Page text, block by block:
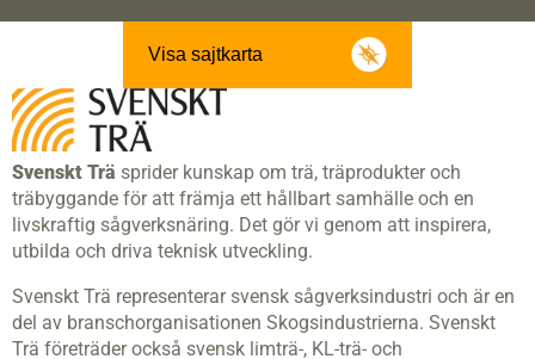
Visa sajtkarta
Svenskt Trä sprider kunskap om trä, träprodukter och
träbyggande för att främja ett hållbart samhälle och en
livskraftig sågverksnäring. Det gör vi genom att inspirera,
utbilda och driva teknisk utveckling.
Svenskt Trä representerar svensk sågverksindustri och är en
del av branschorganisationen Skogsindustrierna. Svenskt
Trä företräder också svensk limträ-, KL-trä- och